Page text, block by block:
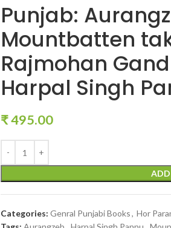
Punjab:
Mountbatten
Rajmohan
Harpal Singh
₹495.00
Categories: Genral Punjabi Books, Hor